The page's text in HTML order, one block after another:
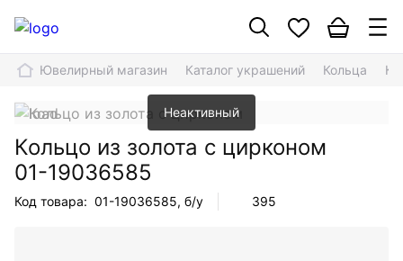
Ювелирный магазин Каталог украшений Кольца
Неактивный
Кольцо из золота с цирконом
01-19036585
Код товара: 01-19036585, б/у 395